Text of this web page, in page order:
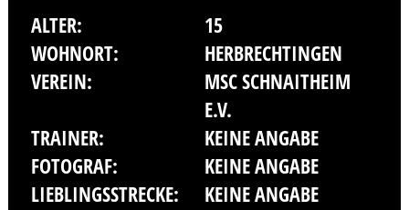
ALTER:
15
WOHNORT:
HERBRECHTINGEN
VEREIN:
MSC SCHNAITHEIM
E.V.
TRAINER:
KEINE ANGABE
FOTOGRAF:
KEINE ANGABE
LIEBLINGSSTRECKE:
KEINE ANGABE